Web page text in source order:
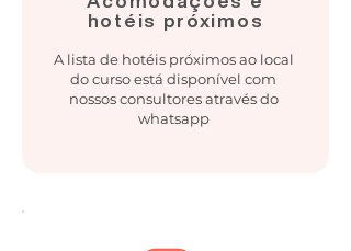
hotéis próximos
A lista de hotéis próximos ao local
do curso está disponível com
nossos consultores através do
whatsapp